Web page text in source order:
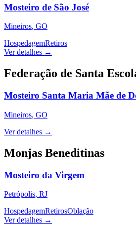
Mosteiro de São José
Mineiros, GO
HospedagemRetiros
Ver detalhes →
Federação de Santa
Mosteiro Santa Maria Mãe de
Mineiros, GO
Ver detalhes →
Monjas Beneditinas
Mosteiro da Virgem
Petrópolis, RJ
HospedagemRetirosOblação
Ver detalhes →